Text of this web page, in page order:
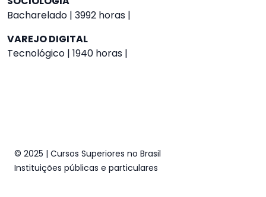
Bacharelado | 3992 horas |
VAREJO DIGITAL
Tecnológico | 1940 horas |
© 2025 | Cursos Superiores no Brasil
Instituições públicas e particulares